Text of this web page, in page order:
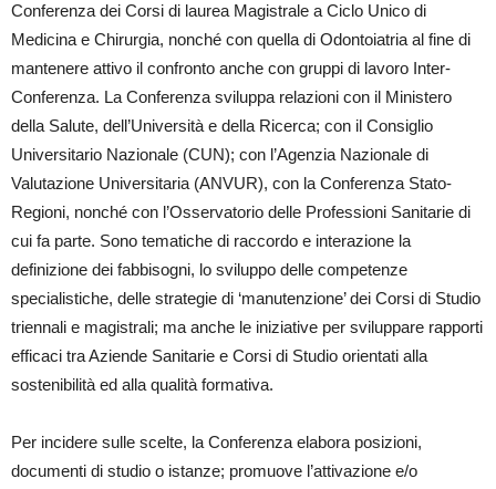
Conferenza dei Corsi di laurea Magistrale a Ciclo Unico di
Medicina e Chirurgia, nonché con quella di Odontoiatria al fine di
mantenere attivo il confronto anche con gruppi di lavoro Inter-
Conferenza. La Conferenza sviluppa relazioni con il Ministero
della Salute, dell’Università e della Ricerca; con il Consiglio
Universitario Nazionale (CUN); con l’Agenzia Nazionale di
Valutazione Universitaria (ANVUR), con la Conferenza Stato-
Regioni, nonché con l’Osservatorio delle Professioni Sanitarie di
cui fa parte. Sono tematiche di raccordo e interazione la
definizione dei fabbisogni, lo sviluppo delle competenze
specialistiche, delle strategie di ‘manutenzione’ dei Corsi di Studio
triennali e magistrali; ma anche le iniziative per sviluppare rapporti
efficaci tra Aziende Sanitarie e Corsi di Studio orientati alla
sostenibilità ed alla qualità formativa.
Per incidere sulle scelte, la Conferenza elabora posizioni,
documenti di studio o istanze; promuove l’attivazione e/o